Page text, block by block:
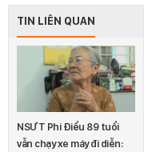
TIN LIÊN QUAN
NSƯT Phi Điểu 89 tuổi
vẫn chạy xe máy đi diễn: